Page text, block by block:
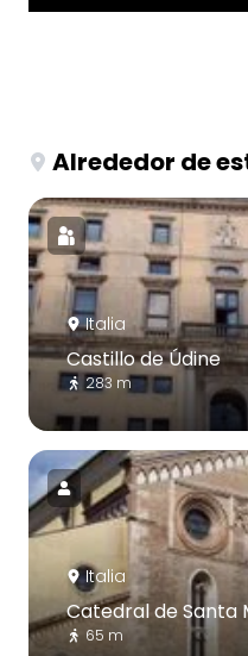
Alrededor de
Italia
Castillo de Údine
283 m
Italia
Catedral de Santa
65 m